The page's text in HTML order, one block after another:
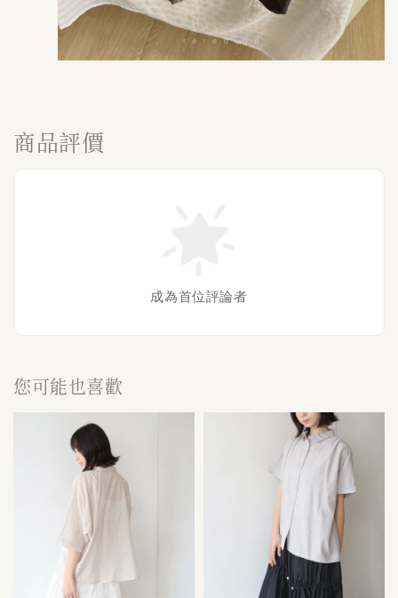
商品評價
成為首位評論者
您可能也喜歡